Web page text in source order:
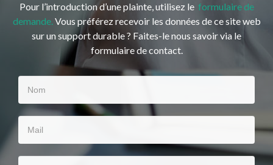
Pour l’introduction d’une plainte, utilisez le formulaire de
demande.Vous préférez recevoir les données de ce site web
sur un support durable ? Faites-le nous savoir via le
formulaire de contact.